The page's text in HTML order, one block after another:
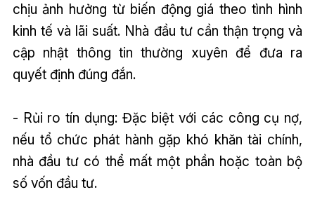
chịu ảnh hưởng từ biến động giá theo tình hình
kinh tế và lãi suất. Nhà đầu tư cần thận trọng và
cập nhật thông tin thường xuyên để đưa ra
quyết định đúng đắn.
- Rủi ro tín dụng: Đặc biệt với các công cụ nợ,
nếu tổ chức phát hành gặp khó khăn tài chính,
nhà đầu tư có thể mất một phần hoặc toàn bộ
số vốn đầu tư.